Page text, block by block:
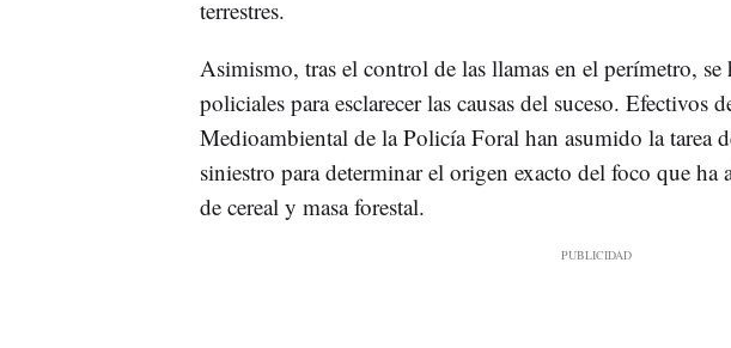
terrestres.
Asimismo, tras el control de las llamas en el perímetro,
policiales para esclarecer las causas del suceso. Efectivos
Medioambiental de la Policía Foral han asumido la tarea
siniestro para determinar el origen exacto del foco que ha
de cereal y masa forestal.